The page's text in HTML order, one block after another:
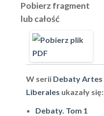
Pobierz fragment
lub całość
W serii Debaty Artes
Liberales ukazały się:
Debaty. Tom 1